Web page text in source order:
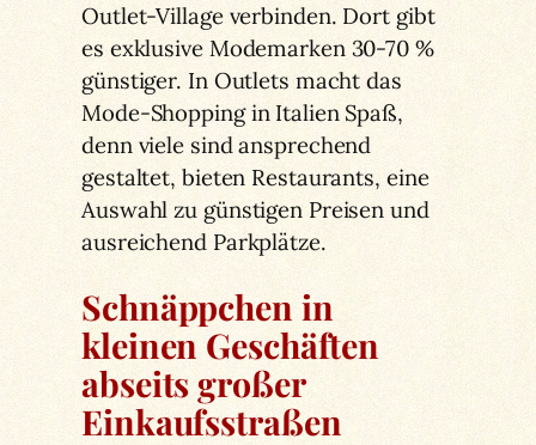
Outlet-Village verbinden. Dort gibt
es exklusive Modemarken 30-70 %
günstiger. In Outlets macht das
Mode-Shopping in Italien Spaß,
denn viele sind ansprechend
gestaltet, bieten Restaurants, eine
Auswahl zu günstigen Preisen und
ausreichend Parkplätze.
Schnäppchen in
kleinen Geschäften
abseits großer
Einkaufsstraßen